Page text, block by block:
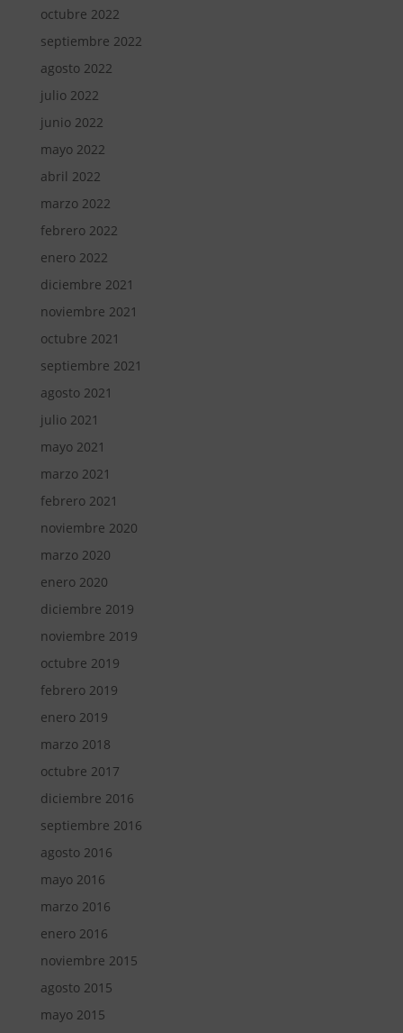
octubre 2022
septiembre 2022
agosto 2022
julio 2022
junio 2022
mayo 2022
abril 2022
marzo 2022
febrero 2022
enero 2022
diciembre 2021
noviembre 2021
octubre 2021
septiembre 2021
agosto 2021
julio 2021
mayo 2021
marzo 2021
febrero 2021
noviembre 2020
marzo 2020
enero 2020
diciembre 2019
noviembre 2019
octubre 2019
febrero 2019
enero 2019
marzo 2018
octubre 2017
diciembre 2016
septiembre 2016
agosto 2016
mayo 2016
marzo 2016
enero 2016
noviembre 2015
agosto 2015
mayo 2015